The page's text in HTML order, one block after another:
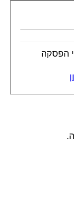
הפסקה